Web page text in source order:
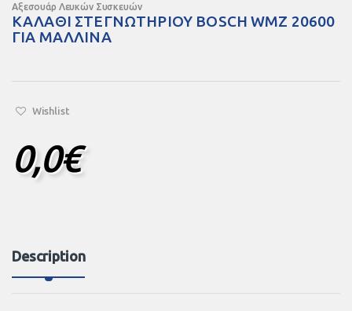
Αξεσουάρ Λευκών Συσκευών
ΚΑΛΑΘΙ ΣΤΕΓΝΩΤΗΡΙΟΥ BOSCH WMZ 20600
ΓΙΑ ΜΑΛΛΙΝΑ
Wishlist
0,0€
Description